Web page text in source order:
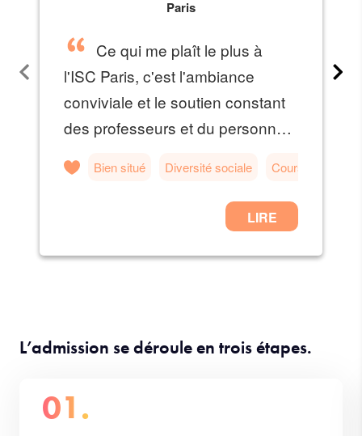
L’admission se déroule en trois étapes.
01.